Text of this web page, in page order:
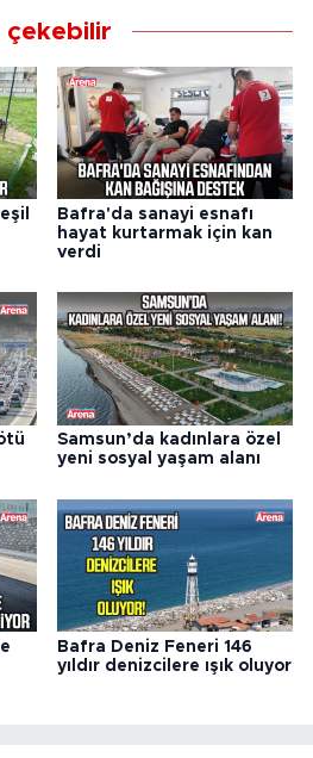
çekebilir
Bafra'da sanayi esnafı
hayat kurtarmak için kan
verdi
Samsun’da kadınlara özel
yeni sosyal yaşam alanı
Bafra Deniz Feneri 146
yıldır denizcilere ışık oluyor